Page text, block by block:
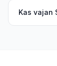
Kas vajan